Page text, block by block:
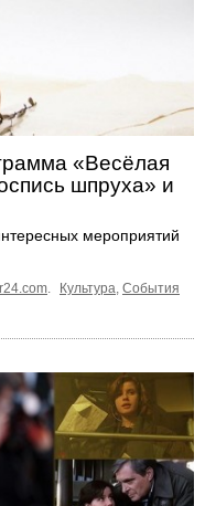
«Весёлая
шпруха» и
мероприятий
Культура События